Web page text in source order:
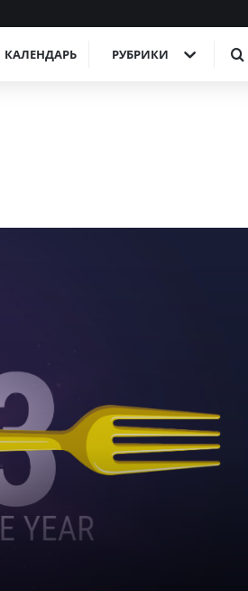
КАЛЕНДАРЬ РУБРИКИ